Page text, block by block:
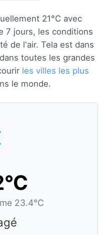
21°C avec
7 jours, les conditions
de l'air. Tela est dans
toutes les grandes
les villes les plus
le monde.
23.4°C